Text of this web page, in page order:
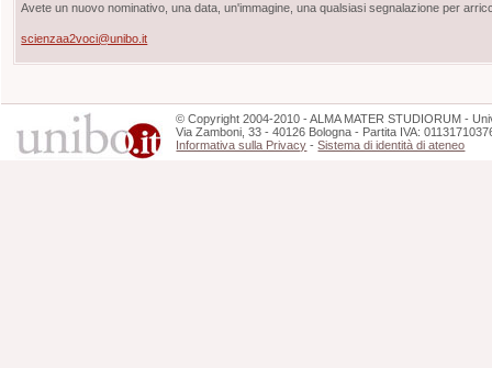
Avete un nuovo nominativo, una data, un'immagine, una qualsiasi segnalazione per
scienzaa2voci@unibo.it
©Copyright 2004-2010 - ALMA MATER STUDIORUM -
Via Zamboni, 33 - 40126 Bologna - Partita IVA:
Informativa sulla Privacy -Sistema di identità di ateneo